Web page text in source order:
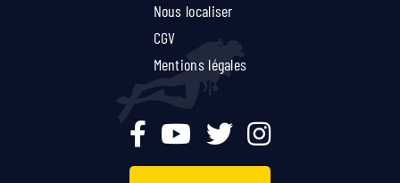
Nous localiser
CGV
Mentions légales